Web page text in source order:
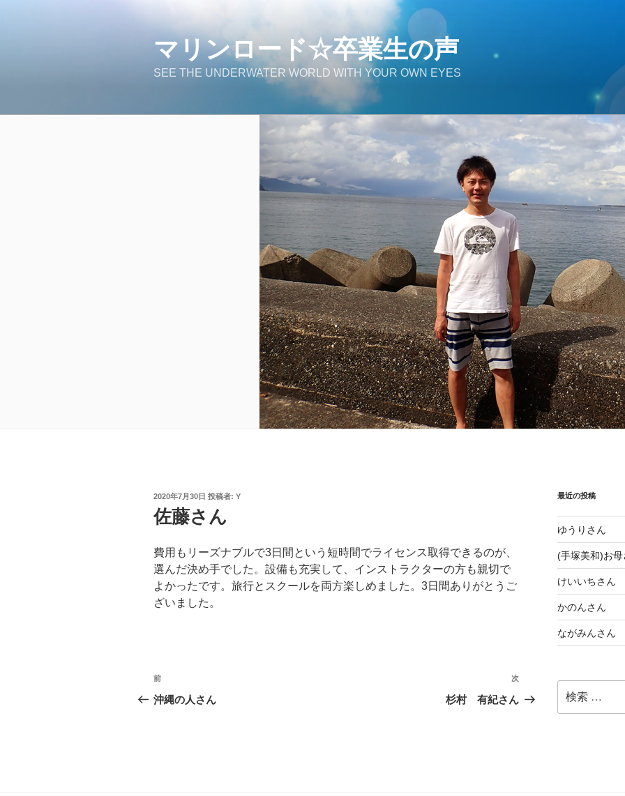
マリンロード☆卒業生の声
SEE THE UNDERWATER WORLD WITH YOUR OWN EYES
投
稿
日:
2020年7月30日 投稿者: Y
佐藤さん
費用もリーズナブルで3日間という短時間でライセンス取得できるのが、
選んだ決め手でした。設備も充実して、インストラクターの方も親切で
よかったです。旅行とスクールを両方楽しめました。3日間ありがとうご
ざいました。
投
稿
過
去
前
沖縄の人さん
の
次
杉村 有紀さん
最近の投稿
ゆうりさん
(手塚美和)お
けいいちさん
かのんさん
ながみんさん
索: